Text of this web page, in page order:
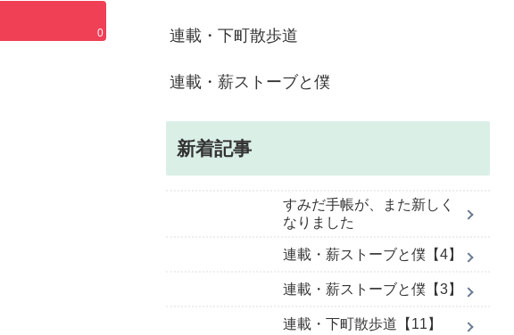
0 連載・下町散歩道
連載・薪ストーブと僕
新着記事
すみだ手帳が、また新しく
なりました
連載・薪ストーブと僕【4】
連載・薪ストーブと僕【3】
連載・下町散歩道【11】